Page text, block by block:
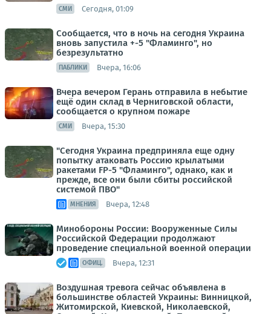
СМИ Сегодня, 01:09
Сообщается, что в ночь на сегодня Украина
вновь запустила +-5 "Фламинго", но
безрезультатно
ПАБЛИКИ Вчера, 16:06
Вчера вечером Герань отправила в небытие
ещё один склад в Черниговской области,
сообщается о крупном пожаре
СМИ Вчера, 15:30
"Сегодня Украина предприняла еще одну
попытку атаковать Россию крылатыми
ракетами FP-5 "Фламинго", однако, как и
прежде, все они были сбиты российской
системой ПВО"
МНЕНИЯ Вчера, 12:48
Минобороны России: Вооруженные Силы
Российской Федерации продолжают
проведение специальной военной операции
ОФИЦ. Вчера, 12:31
Воздушная тревога сейчас объявлена в
большинстве областей Украины: Винницкой,
Житомирской, Киевской, Николаевской,